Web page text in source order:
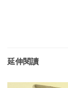
延伸閱讀